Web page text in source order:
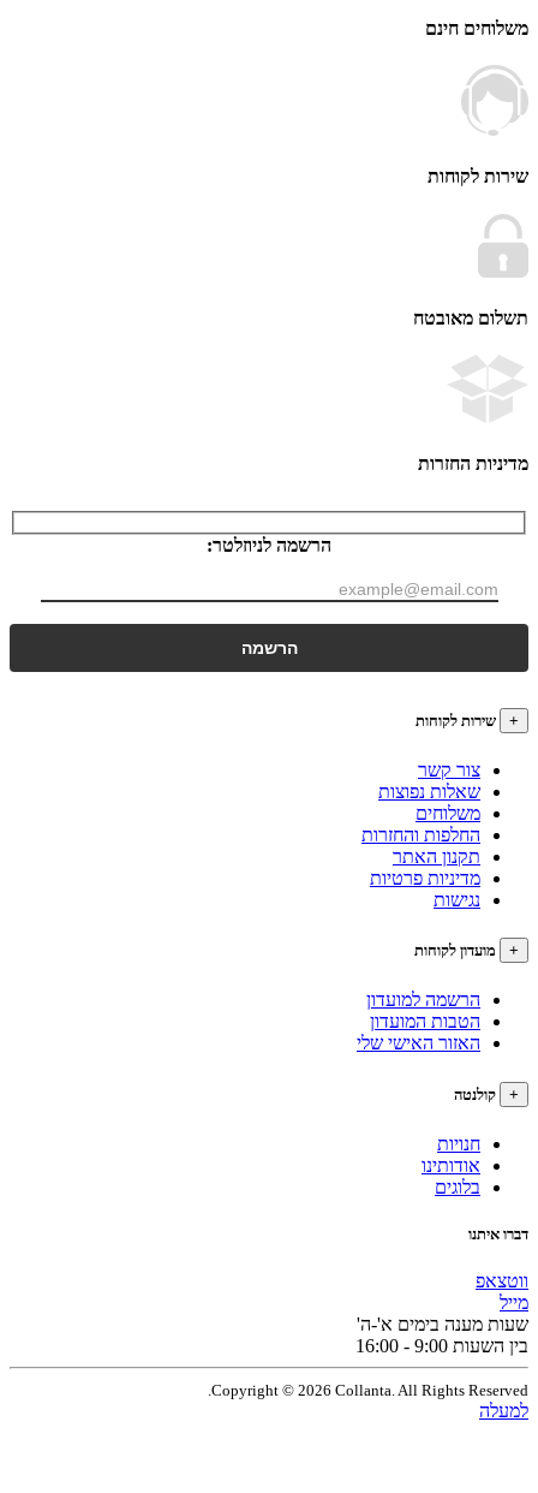
חינם
לקוחות
מאובטח
החזרות
הרשמה לניוזלטר:
לקוחות
צור קשר
שאלות נפוצות
משלוחים
החלפות והחזרות
תקנון האתר
מדיניות פרטיות
נגישות
לקוחות
הרשמה למועדון
הטבות המועדון
האזור האישי שלי
חנויות
אודותינו
בלוגים
מענה בימים א'-ה'
- 16:00
Copyright © 2026 Collanta. All Rights